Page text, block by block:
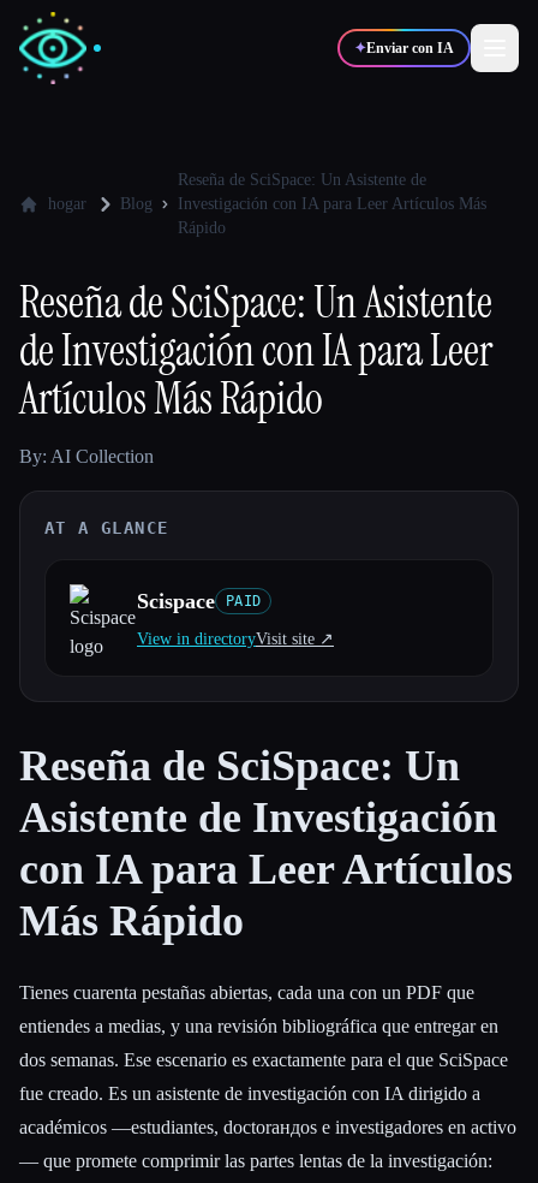
✦Enviar con IA
🎨 Diseñadores
🎓Estudiantes 🎬 Creadores
Blog
Comparar herramientas
Todas las categorías
Acerca de
hogar Blog
Reseña de SciSpace: Un Asistente de
Investigación con IA para Leer Artículos Más
Rápido
Reseña de SciSpace: Un Asistente
de Investigación con IA para Leer
Artículos Más Rápido
By: AI Collection
AT A GLANCE
Scispace PAID
View in directoryVisit site ↗︎
Reseña de SciSpace: Un
Asistente de Investigación
con IA para Leer Artículos
Más Rápido
Tienes cuarenta pestañas abiertas, cada una con un PDF que
entiendes a medias, y una revisión bibliográfica que entregar en
dos semanas. Ese escenario es exactamente para el que SciSpace
fue creado. Es un asistente de investigación con IA dirigido a
académicos —estudiantes, doctorандos e investigadores en activo
— que promete comprimir las partes lentas de la investigación: